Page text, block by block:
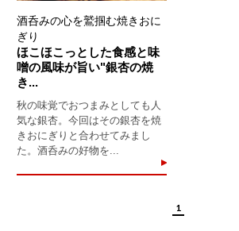
酒呑みの心を鷲掴む焼きおに
ぎり
ほこほこっとした食感と味
噌の風味が旨い"銀杏の焼
き...
秋の味覚でおつまみとしても人
気な銀杏。今回はその銀杏を焼
きおにぎりと合わせてみまし
た。酒呑みの好物を...
1